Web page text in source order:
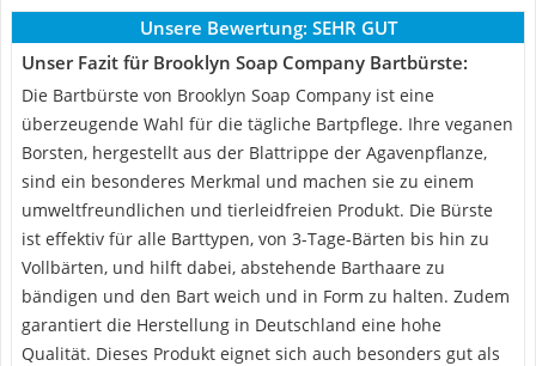
Unsere Bewertung: SEHR GUT
Unser Fazit für Brooklyn Soap Company Bartbürste:
Die Bartbürste von Brooklyn Soap Company ist eine
überzeugende Wahl für die tägliche Bartpflege. Ihre veganen
Borsten, hergestellt aus der Blattrippe der Agavenpflanze,
sind ein besonderes Merkmal und machen sie zu einem
umweltfreundlichen und tierleidfreien Produkt. Die Bürste
ist effektiv für alle Barttypen, von 3-Tage-Bärten bis hin zu
Vollbärten, und hilft dabei, abstehende Barthaare zu
bändigen und den Bart weich und in Form zu halten. Zudem
garantiert die Herstellung in Deutschland eine hohe
Qualität. Dieses Produkt eignet sich auch besonders gut als